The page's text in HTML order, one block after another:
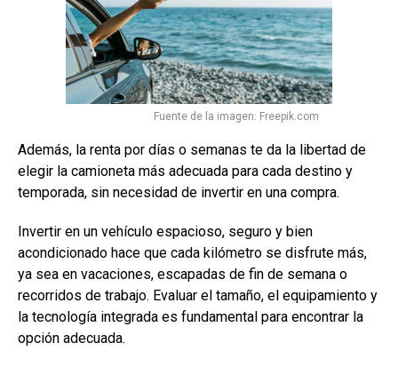
Fuente de la imagen: Freepik.com
Además, la renta por días o semanas te da la libertad de
elegir la camioneta más adecuada para cada destino y
temporada, sin necesidad de invertir en una compra.
Invertir en un vehículo espacioso, seguro y bien
acondicionado hace que cada kilómetro se disfrute más,
ya sea en vacaciones, escapadas de fin de semana o
recorridos de trabajo. Evaluar el tamaño, el equipamiento y
la tecnología integrada es fundamental para encontrar la
opción adecuada.